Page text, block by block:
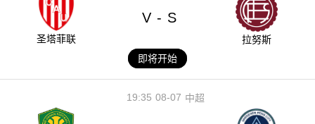
圣塔菲联
V - S
拉努斯
即将开始
08-07
19:35 中超